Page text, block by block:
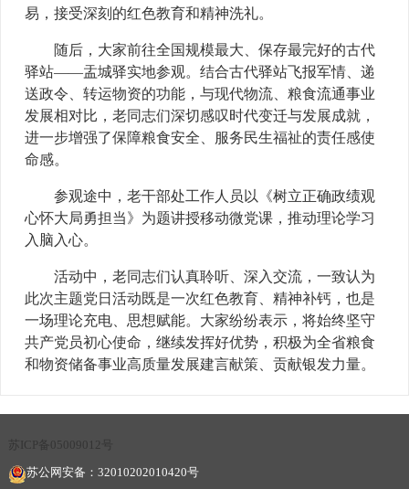
易，接受深刻的红色教育和精神洗礼。
随后，大家前往全国规模最大、保存最完好的古代
驿站——盂城驿实地参观。结合古代驿站飞报军情、递
送政令、转运物资的功能，与现代物流、粮食流通事业
发展相对比，老同志们深切感叹时代变迁与发展成就，
进一步增强了保障粮食安全、服务民生福祉的责任感使
命感。
参观途中，老干部处工作人员以《树立正确政绩观
心怀大局勇担当》为题讲授移动微党课，推动理论学习
入脑入心。
活动中，老同志们认真聆听、深入交流，一致认为
此次主题党日活动既是一次红色教育、精神补钙，也是
一场理论充电、思想赋能。大家纷纷表示，将始终坚守
共产党员初心使命，继续发挥好优势，积极为全省粮食
和物资储备事业高质量发展建言献策、贡献银发力量。
苏ICP备05009012号
苏公网安备：32010202010420号